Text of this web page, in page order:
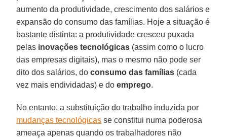
aumento da produtividade, crescimento dos salários e
expansão do consumo das famílias. Hoje a situação é
bastante distinta: a produtividade cresceu puxada
pelas inovações tecnológicas (assim como o lucro
das empresas digitais), mas o mesmo não pode ser
dito dos salários, doconsumo das famílias (cada
vez mais endividadas) e doemprego.
No entanto, a substituição do trabalho induzida por
mudanças tecnológicas se constitui numa poderosa
ameaça apenas quando os trabalhadores não